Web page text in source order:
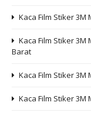
Kaca Film Stiker 3M
Kaca Film Stiker 3M
Barat
Kaca Film Stiker
Kaca Film Stiker